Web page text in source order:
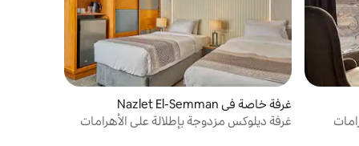
غرفة خاصة في Nazlet El-Semman
غرفة ديلوكس مزدوجة بإطلالة على الأهرامات